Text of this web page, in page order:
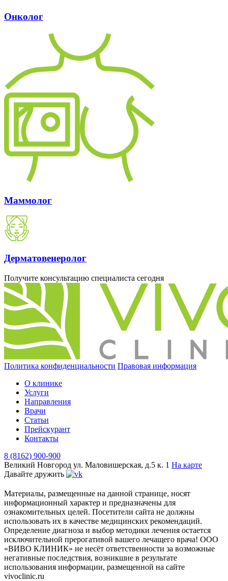
Онколог
Маммолог
Дерматовенеролог
Получите консультацию специалиста сегодня
Политика конфиденциальности Правовая информация
О клинике
Услуги
Направления
Врачи
Статьи
Прейскурант
Контакты
8 (8162) 900-900
Великий Новгород ул. Маловишерская, д.5 к. 1 На карте
Давайте дружить
Материалы, размещенные на данной странице, носят
информационный характер и предназначены для
ознакомительных целей. Посетители сайта не должны
использовать их в качестве медицинских рекомендаций.
Определение диагноза и выбор методики лечения остается
исключительной прерогативой вашего лечащего врача! ООО
«ВИВО КЛИНИК» не несёт ответственности за возможные
негативные последствия, возникшие в результате
использования информации, размещенной на сайте
vivoclinic.ru